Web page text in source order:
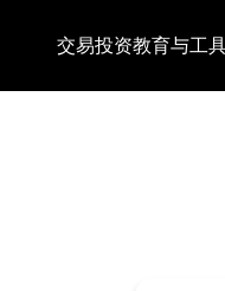
交易投资教育与工